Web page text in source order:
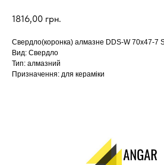
1816,00 грн.
Свердло(коронка) алмазне DDS-W 70x47-7
Вид: Свердло
Тип: алмазний
Призначення: для кераміки